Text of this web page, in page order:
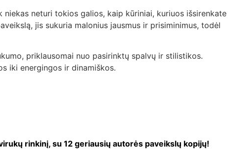
neturi tokios galios, kaip kūriniai, kuriuos išsirenkate
jis sukuria malonius jausmus ir prisiminimus, todėl
priklausomai nuo pasirinktų spalvų ir stilistikos.
iki energingos ir dinamiškos.
rinkinį, su 12 geriausių autorės paveikslų kopijų!